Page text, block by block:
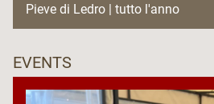
Pieve di Ledro | tutto l'anno
EVENTS